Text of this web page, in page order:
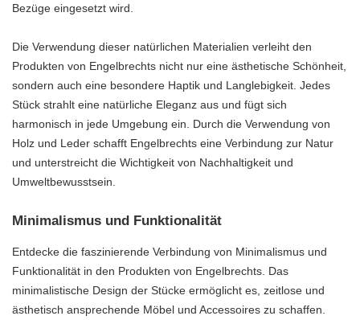
Bezüge eingesetzt wird.
Die Verwendung dieser natürlichen Materialien verleiht den
Produkten von Engelbrechts nicht nur eine ästhetische Schönheit,
sondern auch eine besondere Haptik und Langlebigkeit. Jedes
Stück strahlt eine natürliche Eleganz aus und fügt sich
harmonisch in jede Umgebung ein. Durch die Verwendung von
Holz und Leder schafft Engelbrechts eine Verbindung zur Natur
und unterstreicht die Wichtigkeit von Nachhaltigkeit und
Umweltbewusstsein.
Minimalismus und Funktionalität
Entdecke die faszinierende Verbindung von Minimalismus und
Funktionalität in den Produkten von Engelbrechts. Das
minimalistische Design der Stücke ermöglicht es, zeitlose und
ästhetisch ansprechende Möbel und Accessoires zu schaffen.